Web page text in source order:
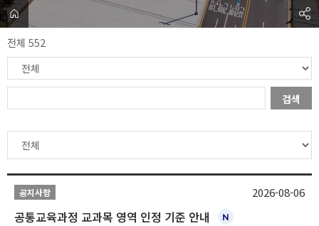
전체 552
검색
공지사항
공통교육과정 교과목 영역 인정 기준 안내
2026-08-06